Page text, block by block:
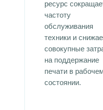
ресурс
частоту
обслуживания
техники и
совокупные
на поддержание
печати в
состоянии.